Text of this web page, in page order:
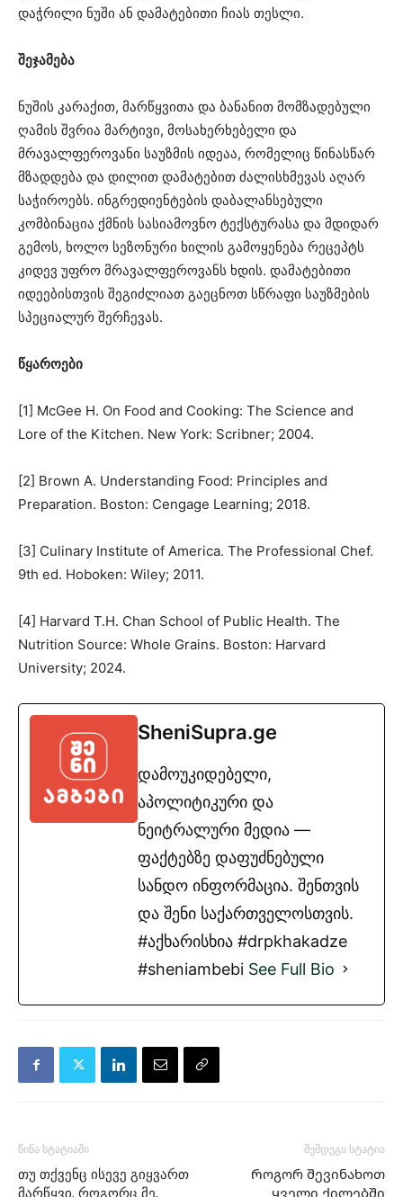
დაჭრილი ნუში ან დამატებითი ჩიას თესლი.
შეჯამება
ნუშის კარაქით, მარწყვითა და ბანანით მომზადებული
ღამის შვრია მარტივი, მოსახერხებელი და
მრავალფეროვანი საუზმის იდეაა, რომელიც წინასწარ
მზადდება და დილით დამატებით ძალისხმევას აღარ
საჭიროებს. ინგრედიენტების დაბალანსებული
კომბინაცია ქმნის სასიამოვნო ტექსტურასა და მდიდარ
გემოს, ხოლო სეზონური ხილის გამოყენება რეცეპტს
კიდევ უფრო მრავალფეროვანს ხდის. დამატებითი
იდეებისთვის შეგიძლიათ გაეცნოთ სწრაფი საუზმების
სპეციალურ შერჩევას.
წყაროები
[1] McGee H. On Food and Cooking: The Science and
Lore of the Kitchen. New York: Scribner; 2004.
[2] Brown A. Understanding Food: Principles and
Preparation. Boston: Cengage Learning; 2018.
[3] Culinary Institute of America. The Professional Chef.
9th ed. Hoboken: Wiley; 2011.
[4] Harvard T.H. Chan School of Public Health. The
Nutrition Source: Whole Grains. Boston: Harvard
University; 2024.
SheniSupra.ge
დამოუკიდებელი,
აპოლიტიკური და
ნეიტრალური მედია —
ფაქტებზე დაფუძნებული
სანდო ინფორმაცია. შენთვის
და შენი საქართველოსთვის.
#აქხარისხია #drpkhakadze
#sheniambebi See Full Bio
წინა სტატიაში
თუ თქვენც ისევე გიყვართ
მარწყვი, როგორც მე,
შემდეგი სტატია
Როგორ შევინახოთ
ყველი ქილებში